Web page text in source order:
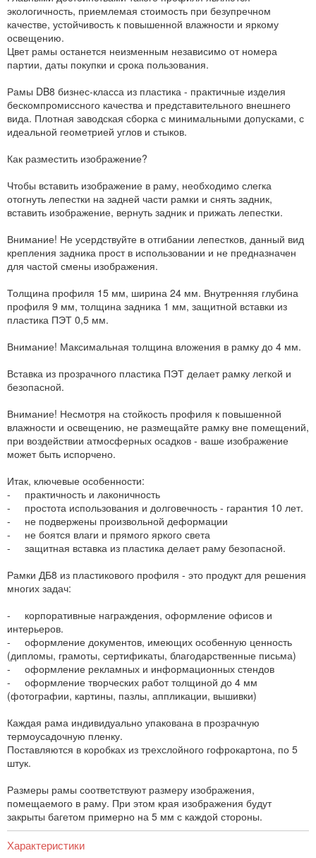
экологичность, приемлемая стоимость при безупречном
качестве, устойчивость к повышенной влажности и яркому
освещению.
Цвет рамы останется неизменным независимо от номера
партии, даты покупки и срока пользования.
Рамы DB8 бизнес-класса из пластика - практичные изделия
бескомпромиссного качества и представительного внешнего
вида. Плотная заводская сборка с минимальными допусками, с
идеальной геометрией углов и стыков.
Как разместить изображение?
Чтобы вставить изображение в раму, необходимо слегка
отогнуть лепестки на задней части рамки и снять задник,
вставить изображение, вернуть задник и прижать лепестки.
Внимание! Не усердствуйте в отгибании лепестков, данный вид
крепления задника прост в использовании и не предназначен
для частой смены изображения.
Толщина профиля 15 мм, ширина 24 мм. Внутренняя глубина
профиля 9 мм, толщина задника 1 мм, защитной вставки из
пластика ПЭТ 0,5 мм.
Внимание! Максимальная толщина вложения в рамку до 4 мм.
Вставка из прозрачного пластика ПЭТ делает рамку легкой и
безопасной.
Внимание! Несмотря на стойкость профиля к повышенной
влажности и освещению, не размещайте рамку вне помещений,
при воздействии атмосферных осадков - ваше изображение
может быть испорчено.
Итак, ключевые особенности:
- практичность и лаконичность
- простота использования и долговечность - гарантия 10 лет.
- не подвержены произвольной деформации
- не боятся влаги и прямого яркого света
- защитная вставка из пластика делает раму безопасной.
Рамки ДБ8 из пластикового профиля - это продукт для решения
многих задач:
- корпоративные награждения, оформление офисов и
интерьеров.
- оформление документов, имеющих особенную ценность
(дипломы, грамоты, сертификаты, благодарственные письма)
- оформление рекламных и информационных стендов
- оформление творческих работ толщиной до 4 мм
(фотографии, картины, пазлы, аппликации, вышивки)
Каждая рама индивидуально упакована в прозрачную
термоусадочную пленку.
Поставляются в коробках из трехслойного гофрокартона, по 5
штук.
Размеры рамы соответствуют размеру изображения,
помещаемого в раму. При этом края изображения будут
закрыты багетом примерно на 5 мм с каждой стороны.
Характеристики